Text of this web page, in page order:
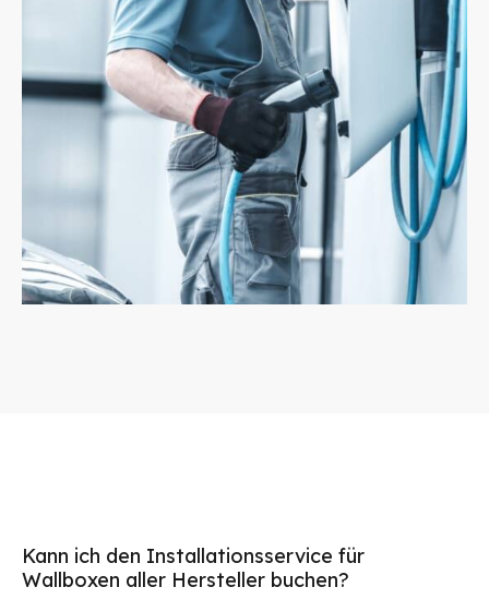
Kann ich den Installationsservice für
Wallboxen aller Hersteller buchen?